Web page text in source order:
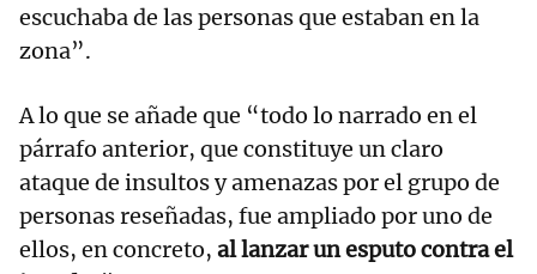
escuchaba de las personas que estaban en la
zona”.
A lo que se añade que “todo lo narrado en el
párrafo anterior, que constituye un claro
ataque de insultos y amenazas por el grupo de
personas reseñadas, fue ampliado por uno de
ellos, en concreto, al lanzar un esputo contra el